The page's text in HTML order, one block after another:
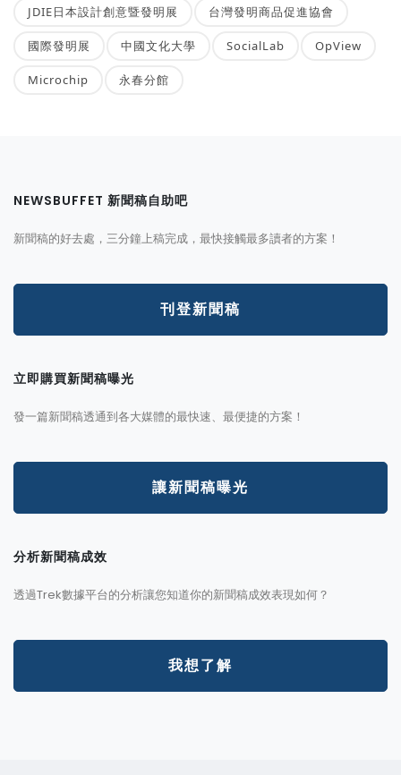
JDIE日本設計創意暨發明展 台灣發明商品促進協會
國際發明展 中國文化大學 SocialLab OpView
Microchip 永春分館
NEWSBUFFET 新聞稿自助吧
新聞稿的好去處，三分鐘上稿完成，最快接觸最多讀者的方案！
刊登新聞稿
立即購買新聞稿曝光
發一篇新聞稿透通到各大媒體的最快速、最便捷的方案！
讓新聞稿曝光
分析新聞稿成效
透過Trek數據平台的分析讓您知道你的新聞稿成效表現如何？
我想了解